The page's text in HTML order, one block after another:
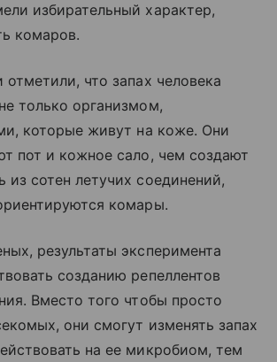
избирательный характер,
комаров.
отметили, что запах человека
только организмом,
которые живут на коже. Они
пот и кожное сало, чем создают
сотен летучих соединений,
комары.
результаты эксперимента
созданию репеллентов
Вместо того чтобы просто
они смогут изменять запах
на ее микробиом, тем